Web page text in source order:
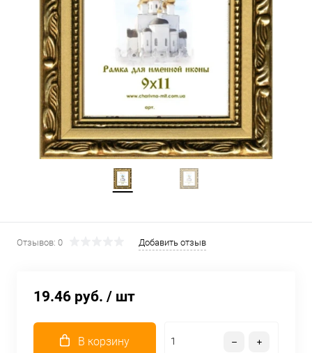
Отзывов: 0 Добавить отзыв
19.46 руб. / шт
В корзину